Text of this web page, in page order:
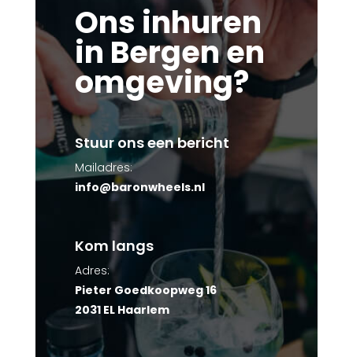
Ons inhuren
in Bergen en
omgeving?
Stuur ons een bericht
Mailadres:
info@baronwheels.nl
Kom langs
Adres:
Pieter Goedkoopweg 16
2031 EL Haarlem